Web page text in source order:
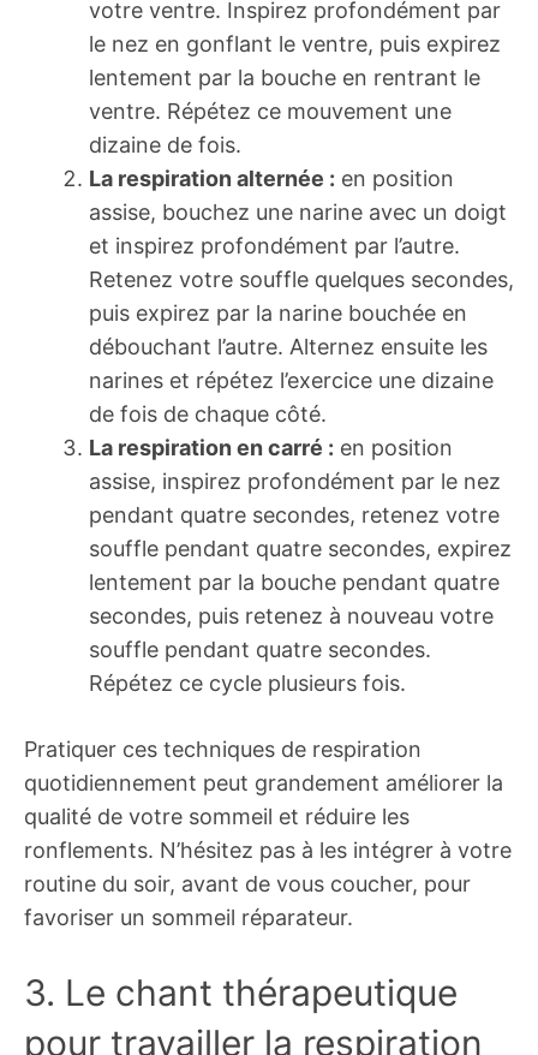
votre ventre. Inspirez profondément par
le nez en gonflant le ventre, puis expirez
lentement par la bouche en rentrant le
ventre. Répétez ce mouvement une
dizaine de fois.
La respiration alternée : en position
assise, bouchez une narine avec un doigt
et inspirez profondément par l’autre.
Retenez votre souffle quelques secondes,
puis expirez par la narine bouchée en
débouchant l’autre. Alternez ensuite les
narines et répétez l’exercice une dizaine
de fois de chaque côté.
La respiration en carré : en position
assise, inspirez profondément par le nez
pendant quatre secondes, retenez votre
souffle pendant quatre secondes, expirez
lentement par la bouche pendant quatre
secondes, puis retenez à nouveau votre
souffle pendant quatre secondes.
Répétez ce cycle plusieurs fois.
Pratiquer ces techniques de respiration
quotidiennement peut grandement améliorer la
qualité de votre sommeil et réduire les
ronflements. N’hésitez pas à les intégrer à votre
routine du soir, avant de vous coucher, pour
favoriser un sommeil réparateur.
3. Le chant thérapeutique
pour travailler la respiration